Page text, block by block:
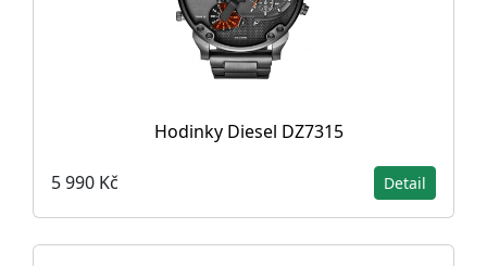
Hodinky Diesel DZ7315
5 990 Kč Detail